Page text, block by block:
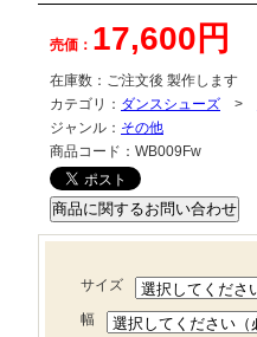
売価： 17,600円
在庫数： ご注文後 製作します
カテゴリ： ダンスシューズ >
ジャンル： その他
商品コード： WB009Fw
サイズ
幅